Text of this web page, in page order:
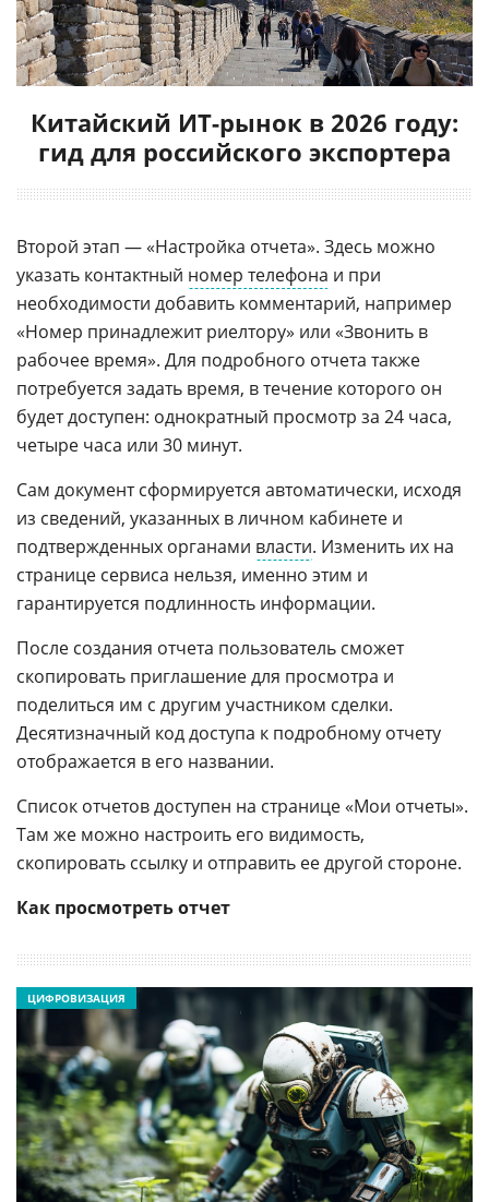
Китайский ИТ-рынок в 2026 году:
гид для российского экспортера
Второй этап — «Настройка отчета». Здесь можно
указать контактный номер телефона и при
необходимости добавить комментарий, например
«Номер принадлежит риелтору» или «Звонить в
рабочее время». Для подробного отчета также
потребуется задать время, в течение которого он
будет доступен: однократный просмотр за 24 часа,
четыре часа или 30 минут.
Сам документ сформируется автоматически, исходя
из сведений, указанных в личном кабинете и
подтвержденных органами власти. Изменить их на
странице сервиса нельзя, именно этим и
гарантируется подлинность информации.
После создания отчета пользователь сможет
скопировать приглашение для просмотра и
поделиться им с другим участником сделки.
Десятизначный код доступа к подробному отчету
отображается в его названии.
Список отчетов доступен на странице «Мои отчеты».
Там же можно настроить его видимость,
скопировать ссылку и отправить ее другой стороне.
Как просмотреть отчет
ЦИФРОВИЗАЦИЯ